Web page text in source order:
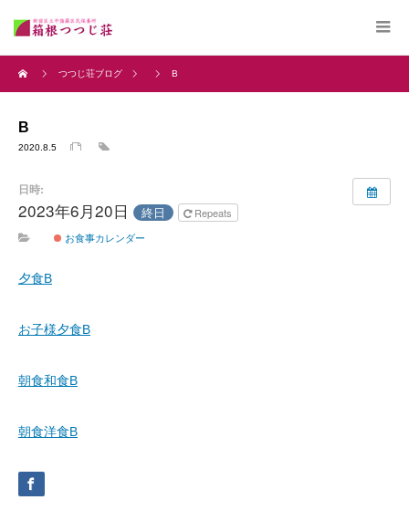
つつじ荘ブログ B
B
2020.8.5
日時:
2023年6月20日 終日
Repeats
お食事カレンダー
夕食B
お子様夕食B
朝食和食B
朝食洋食B